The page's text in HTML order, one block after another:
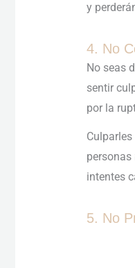
y
4. No
No seas
sentir
por la
personas
intentes
5. No